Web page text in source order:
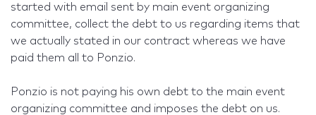
started with email sent by main event organizing
committee, collect the debt to us regarding items that
we actually stated in our contract whereas we have
paid them all to Ponzio.
Ponzio is not paying his own debt to the main event
organizing committee and imposes the debt on us.